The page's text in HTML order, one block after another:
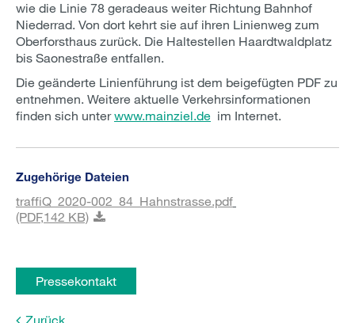
wie die Linie 78 geradeaus weiter Richtung Bahnhof
Niederrad. Von dort kehrt sie auf ihren Linienweg zum
Oberforsthaus zurück. Die Haltestellen Haardtwaldplatz
bis Saonestraße entfallen.
Die geänderte Linienführung ist dem beigefügten PDF zu
entnehmen. Weitere aktuelle Verkehrsinformationen
finden sich unterwww.mainziel.de im Internet.
Zugehörige Dateien
traffiQ_2020-002_84_Hahnstrasse.pdf
(PDF,142 KB)
Pressekontakt
Zurück